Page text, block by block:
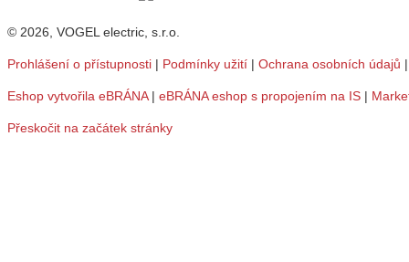
© 2026, VOGEL electric, s.r.o.
Prohlášení o přístupnosti | Podmínky užití | Ochrana osobních údajů
Eshop vytvořila eBRÁNA| eBRÁNA eshop s propojením na IS |
Přeskočit na začátek stránky